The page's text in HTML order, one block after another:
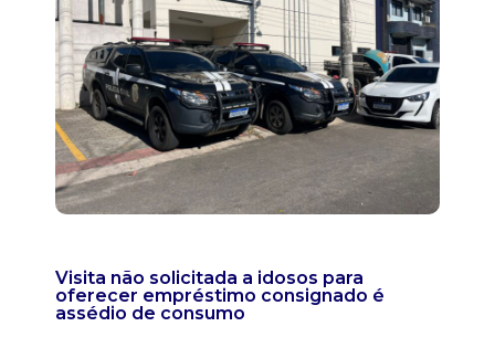
Visita não solicitada a idosos para
oferecer empréstimo consignado é
assédio de consumo